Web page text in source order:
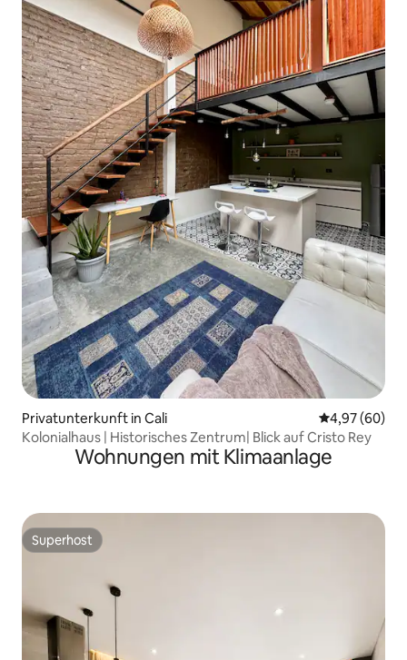
Privatunterkunft in Cali
4,97 (60)
Kolonialhaus | Historisches Zentrum| Blick auf Cristo Rey
Wohnungen mit Klimaanlage
Superhost
Superhost